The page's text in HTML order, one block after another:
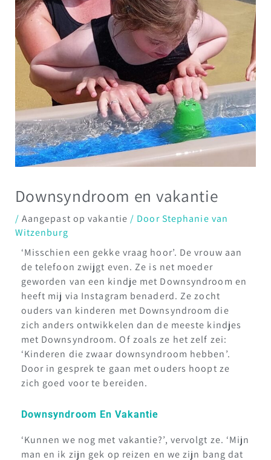
Downsyndroom en vakantie
/ Aangepast op vakantie / DoorStephanie van
Witzenburg
‘Misschien een gekke vraag hoor’. De vrouw aan
de telefoon zwijgt even. Ze is net moeder
geworden van een kindje met Downsyndroom en
heeft mij via Instagram benaderd. Ze zocht
ouders van kinderen met Downsyndroom die
zich anders ontwikkelen dan de meeste kindjes
met Downsyndroom. Of zoals ze het zelf zei:
‘Kinderen die zwaar downsyndroom hebben’.
Door in gesprek te gaan met ouders hoopt ze
zich goed voor te bereiden.
Downsyndroom En Vakantie
‘Kunnen we nog met vakantie?’, vervolgt ze. ‘Mijn
man en ik zijn gek op reizen en we zijn bang dat